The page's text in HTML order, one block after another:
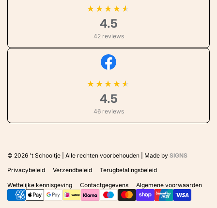
★★★★
4.5
42 reviews
★★★★
4.5
46 reviews
© 2026 't Schooltje | Alle rechten voorbehouden | Made by SIGNS
Privacybeleid
Verzendbeleid Terugbetalingsbeleid
Wettelijke kennisgeving Contactgegevens Algemene voorwaarden
Betaalmethoden